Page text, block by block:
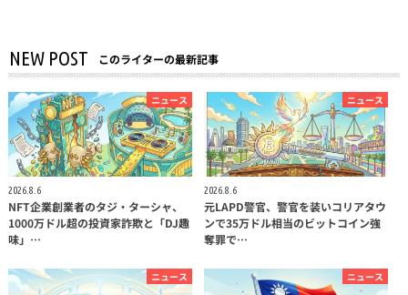
NEW POST このライターの最新記事
ニュース
2026.8.6
NFT企業創業者のタジ・ターシャ、
1000万ドル超の投資家詐欺と「DJ趣
味」…
ニュース
2026.8.6
元LAPD警官、警官を装いコリアタウ
ンで35万ドル相当のビットコイン強
奪罪で…
ニュース ニュース